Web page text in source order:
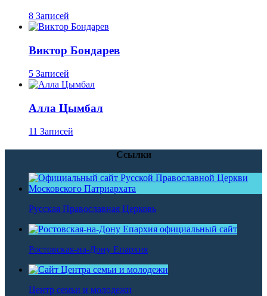
8 Записей
Виктор Бондарев
5 Записей
Алла Цымбал
11 Записей
Ссылки
Русская Православная Церковь
Ростовская-на-Дону Епархия
Центр семьи и молодежи